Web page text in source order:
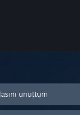
unuttum